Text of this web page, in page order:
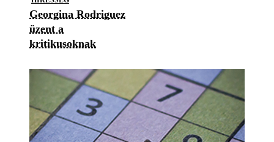
Georgina Rodriguez
üzent a
kritikusoknak